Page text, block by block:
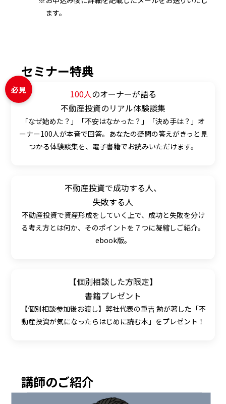
ます。
セミナー特典
必見 100人のオーナーが語る
不動産投資のリアル体験談集
「なぜ始めた？」「不安はなかった？」「決め手は？」オ
ーナー100人が本音で回答。あなたの疑問の答えがきっと見
つかる体験談集を、電子書籍でお読みいただけます。
不動産投資で成功する人、
失敗する人
不動産投資で資産形成をしていく上で、成功と失敗を分け
る考え方とは何か、そのポイントを７つに凝縮しご紹介。
ebook版。
【個別相談した方限定】
書籍プレゼント
【個別相談参加後お渡し】弊社代表の重吉 勉が著した「不
動産投資が気になったらはじめに読む本」をプレゼント！
講師のご紹介